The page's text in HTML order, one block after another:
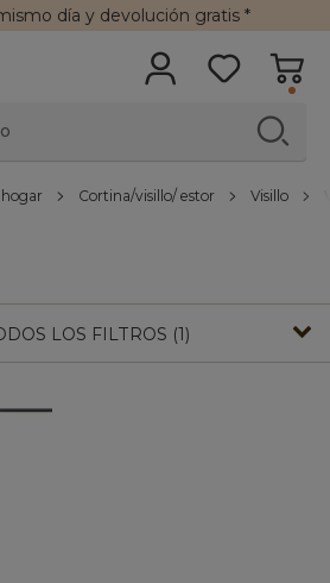
día y devolución gratis*
hogar Cortina/visillo/ estor Visillo
LOS FILTROS (1)